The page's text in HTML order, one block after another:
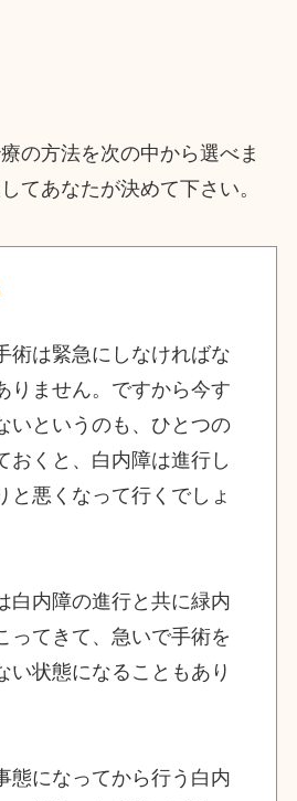
の方法を次の中から選べま
てあなたが決めて下さい。
術は緊急にしなければな
りません。ですから今す
いというのも、ひとつの
おくと、白内障は進行し
と悪くなって行くでしょ
白内障の進行と共に緑内
ってきて、急いで手術を
い状態になることもあり
態になってから行う白内